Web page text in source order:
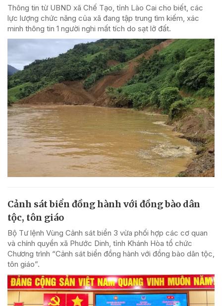
Thông tin từ UBND xã Chế Tạo, tỉnh Lào Cai cho biết, các
lực lượng chức năng của xã đang tập trung tìm kiếm, xác
minh thông tin 1 người nghi mất tích do sạt lở đất.
Cảnh sát biển đồng hành với đồng bào dân
tộc, tôn giáo
Bộ Tư lệnh Vùng Cảnh sát biển 3 vừa phối hợp các cơ quan
và chính quyền xã Phước Dinh, tỉnh Khánh Hòa tổ chức
Chương trình “Cảnh sát biển đồng hành với đồng bào dân tộc,
tôn giáo”.